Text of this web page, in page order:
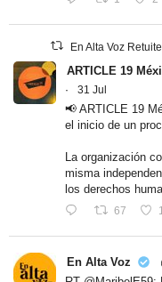
En Alta Voz
ARTICLE 19
·
31 Jul
📢 ARTICLE 19
el inicio de un
La organización
misma
los derechos
67
En Alta Voz